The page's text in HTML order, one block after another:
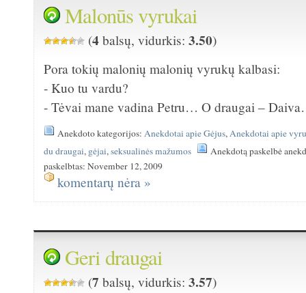
Malonūs vyrukai
(4 balsų, vidurkis:3.50)
Pora tokių malonių malonių vyrukų kalbasi:
- Kuo tu vardu?
- Tėvai mane vadina Petru… O draugai –
Anekdoto kategorijos:Anekdotai apie Gėjus,Anekdotai apie
du draugai, gėjai,seksualinės mažumos
Anekdotą paskelbė
paskelbtas: November 12, 2009
komentarų nėra »
Geri draugai
(7 balsų, vidurkis:3.57)